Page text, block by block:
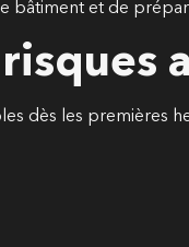
bâtiment et de
dès les premières